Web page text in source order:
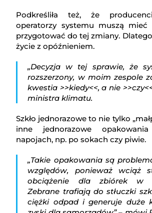
Podkreśliła też, że
operatorzy systemu muszą mieć
przygotować do tej zmiany.
życie z opóźnieniem.
„Decyzja w tej sprawie, że
rozszerzony, w moim zespole
kwestia >>kiedy<<, a nie
ministra klimatu.
Szkło jednorazowe to nie tylko
inne jednorazowe
napojach, np. po sokach czy piwie.
„Takie opakowania są
względów, ponieważ wciąż
obciążenie dla zbiórek w
Zebrane trafiają do stłuczki
ciężki odpad i generuje duże